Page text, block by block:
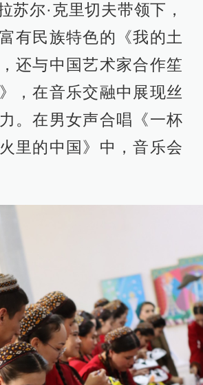
苏尔·克里切夫带领下，
有民族特色的《我的土
还与中国艺术家合作笙
，在音乐交融中展现丝
。在男女声合唱《一杯
里的中国》中，音乐会